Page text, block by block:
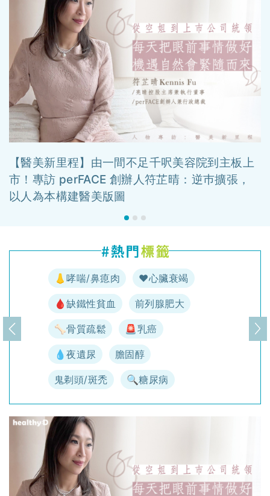
【醫美新里程】由一間不足千呎美容院到主板上
市！專訪 perFACE 創辦人符芷晴：逆巿擴張，
以人為本構建醫美版圖
👃哮喘/鼻瘜肉 ♥️心臟衰竭
🩸缺鐵性貧血 前列腺肥大
🦴骨質疏鬆 🚨乳癌
💧夜遺尿 膽固醇
鬼剃頭/斑禿 🔍糖尿病
上一頁 下